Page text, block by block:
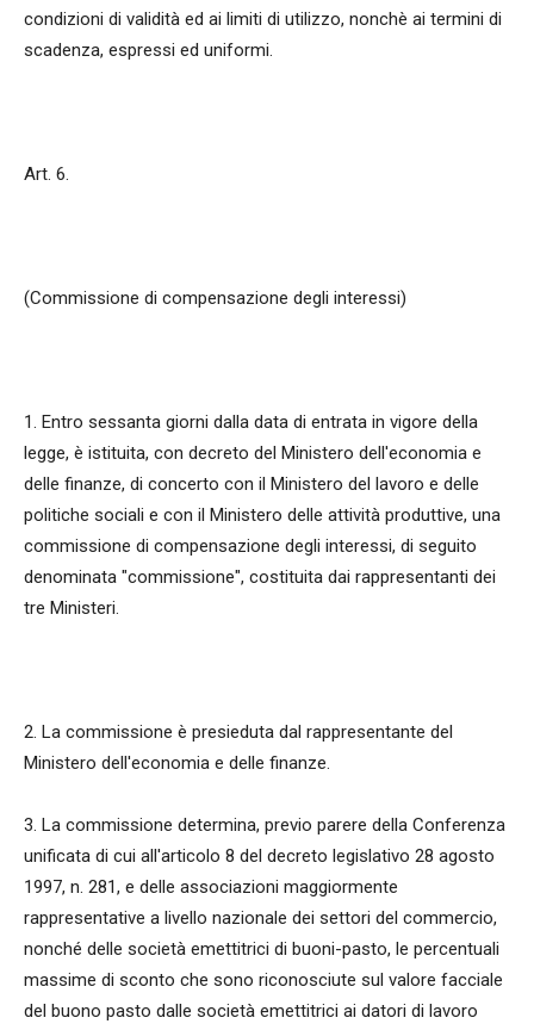
condizioni di validità ed ai limiti di utilizzo, nonchè ai termini di
scadenza, espressi ed uniformi.
Art. 6.
(Commissione di compensazione degli interessi)
1. Entro sessanta giorni dalla data di entrata in vigore della
legge, è istituita, con decreto del Ministero dell'economia e
delle finanze, di concerto con il Ministero del lavoro e delle
politiche sociali e con il Ministero delle attività produttive, una
commissione di compensazione degli interessi, di seguito
denominata "commissione", costituita dai rappresentanti dei
tre Ministeri.
2. La commissione è presieduta dal rappresentante del
Ministero dell'economia e delle finanze.
3. La commissione determina, previo parere della Conferenza
unificata di cui all'articolo 8 del decreto legislativo 28 agosto
1997, n. 281, e delle associazioni maggiormente
rappresentative a livello nazionale dei settori del commercio,
nonché delle società emettitrici di buoni-pasto, le percentuali
massime di sconto che sono riconosciute sul valore facciale
del buono pasto dalle società emettitrici ai datori di lavoro